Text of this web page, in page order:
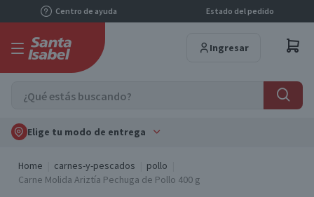
Centro de ayuda Estado del pedido
Ingresar
Elige tu modo de entrega
Home carnes-y-pescados
pollo
Carne Molida Ariztía Pechuga de Pollo 400 g